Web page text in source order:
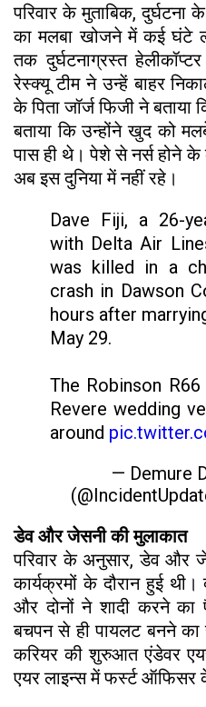
परिवार के मुताबिक, दुर्घटना
का मलबा खोजने में कई घंटे
तक दुर्घटनाग्रस्त
रेस्क्यू टीम ने उन्हें बाहर
के पिता जॉर्ज फिजी ने
बताया कि उन्होंने खुद को
पास ही थे। पेशे से नर्स होने
अब इस दुनिया में नहीं रहे।
Dave Fiji, a 26-
with Delta Air
was killed in a
crash in Dawson
hours after
May 29.
The Robinson
Revere wedding
around
— Demure
डेव और जेसनी की मुलाकात
परिवार के अनुसार, डेव और
कार्यक्रमों के दौरान हुई थी।
और दोनों ने शादी करने
बचपन से ही पायलट बनने
करियर की शुरुआत एंडेवर
एयर लाइन्स में फर्स्ट